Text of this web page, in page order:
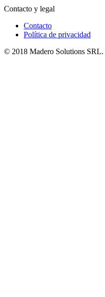
Contacto y legal
Contacto
Política de privacidad
© 2018 Madero Solutions SRL.